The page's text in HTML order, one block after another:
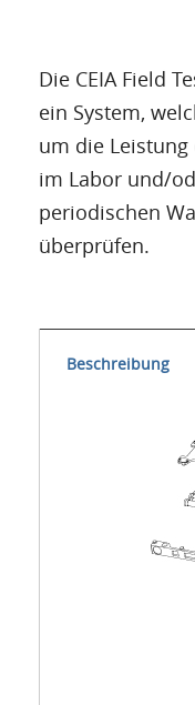
Die CEIA Field
ein System,
um die
im Labor und/
periodischen
überprüfen.
Beschreibung